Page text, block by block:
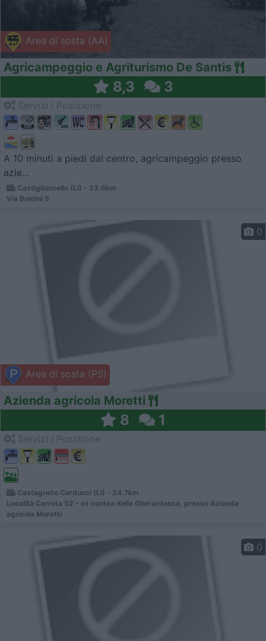
Area di sosta (AA)
Agricampeggio e Agriturismo De Santis
8,3 3
A 10 minuti a piedi dal centro, agricampeggio presso
azie...
Castiglioncello (LI) - 23.6km
Via Boldini 5
Area di sosta (PS)
0
Azienda agricola Moretti
8 1
Castagneto Carducci (LI) - 24.7km
Località Cerreta 52 - ex contea della Gherardesca, presso Azienda
agricola Moretti
0